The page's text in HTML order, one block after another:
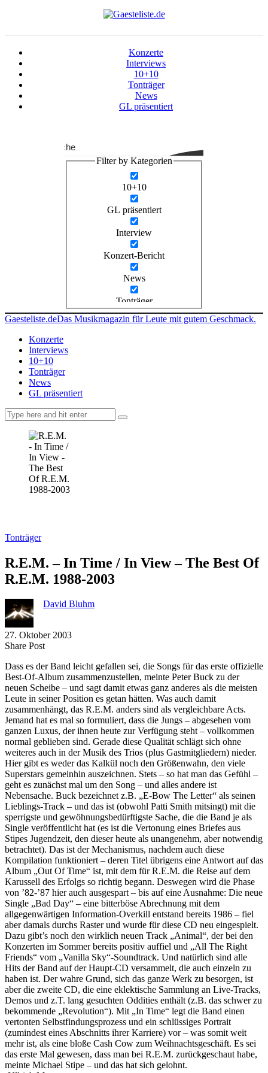
Konzerte
Interviews
10+10
Tonträger
News
GL präsentiert
Suche
Filter by Kategorien
10+10
GL präsentiert
Interview
Konzert-Bericht
News
Tonträger
Gaesteliste.deDas Musikmagazin für Leute mit gutem Geschmack.
Konzerte
Interviews
10+10
Tonträger
News
GL präsentiert
Tonträger
R.E.M. – In Time / In View – The Best Of
R.E.M. 1988-2003
David Bluhm
27. Oktober 2003
Share PostShare
Facebook
Copy
to
clipboard
Send
via
eMail
Dass es der Band leicht gefallen sei, die Songs für das erste offizielle
Best-Of-Album zusammenzustellen, meinte Peter Buck zu der
neuen Scheibe – und sagt damit etwas ganz anderes als die meisten
Leute in seiner Position es getan hätten. Was auch damit
zusammenhängt, das R.E.M. anders sind als vergleichbare Acts.
Jemand hat es mal so formuliert, dass die Jungs – abgesehen vom
ganzen Luxus, der ihnen heute zur Verfügung steht – vollkommen
normal geblieben sind. Gerade diese Qualität schlägt sich ohne
weiteres auch in der Musik des Trios (plus Gastmitgliedern) nieder.
Hier gibt es weder das Kalkül noch den Größenwahn, den viele
Superstars gemeinhin auszeichnen. Stets – so hat man das Gefühl –
geht es zunächst mal um den Song – und alles andere ist
Nebensache. Buck bezeichnet z.B. „E-Bow The Letter“ als seinen
Lieblings-Track – und das ist (obwohl Patti Smith mitsingt) mit die
sperrigste und gewöhnungsbedürftigste Sache, die die Band je als
Single veröffentlicht hat (es ist die Vertonung eines Briefes aus
Stipes Jugendzeit, den dieser heute als unangenehm, aber notwendig
betrachtet). Das ist der Mechanismus, nachdem auch diese
Kompilation funktioniert – deren Titel übrigens eine Antwort auf das
Album „Out Of Time“ ist, mit dem für R.E.M. die Reise auf dem
Karussell des Erfolgs so richtig begann. Deswegen wird die Phase
von ’82-’87 hier auch ausgespart – bis auf eine Ausnahme: Die neue
Single „Bad Day“ – eine bitterböse Abrechnung mit dem
allgegenwärtigen Information-Overkill entstand bereits 1986 – fiel
aber damals durchs Raster und wurde für diese CD neu eingespielt.
Dazu gibt’s noch den wirklich neuen Track „Animal“, der bei den
Konzerten im Sommer bereits positiv auffiel und „All The Right
Friends“ vom „Vanilla Sky“-Soundtrack. Und natürlich sind alle
Hits der Band auf der Haupt-CD versammelt, die auch einzeln zu
haben ist. Der wahre Grund, sich das ganze Werk zu besorgen, ist
aber die zweite CD, die eine eklektische Sammlung an Live-Tracks,
Demos und z.T. lang gesuchten Oddities enthält (z.B. das schwer zu
bekommende „Revolution“). Mit „In Time“ legt die Band einen
vertonten Selbstfindungsprozess und ein schlüssiges Portrait
(zumindest eines Abschnitts ihrer Karriere) vor – was somit weit
mehr ist, als eine bloße Cash Cow zum Weihnachtsgeschäft. Es sei
das erste Mal gewesen, dass man bei R.E.M. zurückgeschaut habe,
meinte Michael Stipe – und das hat sich gelohnt.